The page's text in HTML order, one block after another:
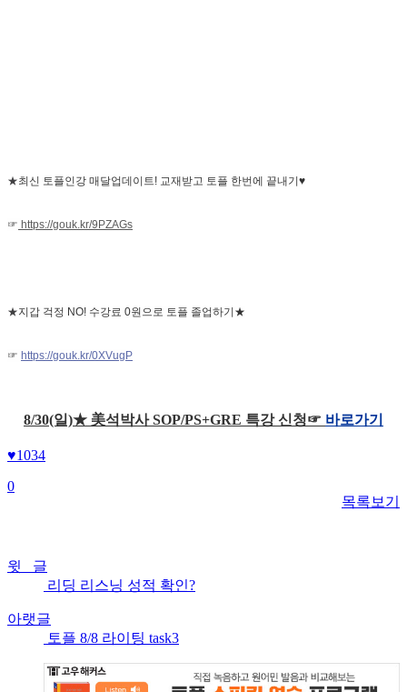
★최신 토플인강 매달업데이트! 교재받고 토플 한번에 끝내기♥
☞ https://gouk.kr/9PZAGs
★지갑 걱정 NO! 수강료 0원으로 토플 졸업하기★
☞ https://gouk.kr/0XVugP
8/30(일)★ 美석박사 SOP/PS+GRE 특강 신청☞ 바로가기
♥1034
목록보기
0
윗 글
리딩 리스닝 성적 확인?
아랫글
토플 8/8 라이팅 task3